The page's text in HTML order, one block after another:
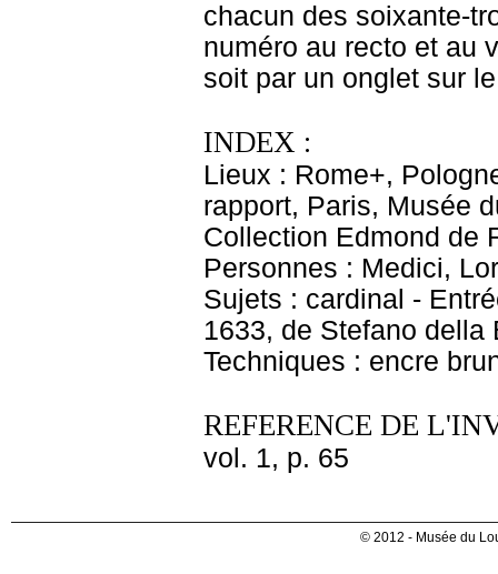
chacun des soixante-
numéro au recto et au
soit par un onglet sur
INDEX :
Lieux : Rome+,
rapport, Paris, Musée
Collection Edmond de
Personnes : Medici,
Sujets : cardinal -
1633, de Stefano della
Techniques : encre
REFERENCE DE
vol. 1, p. 65
© 2012 - Musée du